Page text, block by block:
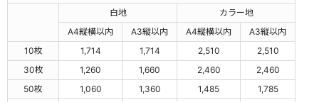
白地
カラー地
A4縦横以内
A3縦以内 A4縦横以内
A3縦以内
10枚
1,714 1,714 2,510
2,510
30枚
1,260 1,660 2,460
2,460
50枚
1,060 1,360 1,485
1,785